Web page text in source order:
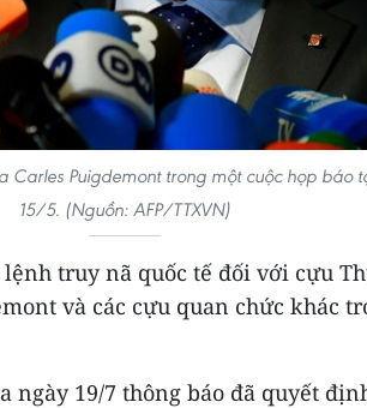
Carles Puigdemont trong một cuộc họp báo
15/5. (Nguồn: AFP/TTXVN)
truy nã quốc tế đối với cựu
và các cựu quan chức khác
ngày 19/7 thông báo đã quyết